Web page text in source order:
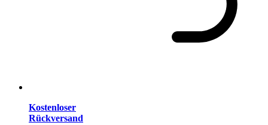
Kostenloser
Rückversand